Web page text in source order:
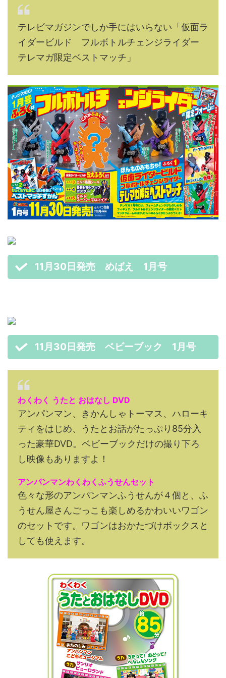
テレビマガジンでしか手にはいらない「仮面ラ
イダービルド フルボトルチェンジライダー
テレマガ限定ベストマッチ」
11月30日発売 めばえ 1月号
11月30日発売 ベビーブック 1月号
わくわく うたと おはなし DVD
アンパンマン、きかんしゃトーマス、ハローキ
ティをはじめ、うたとお話がたっぷり85分入
った豪華DVD。ベビーブックだけの撮り下ろ
し映像もありますよ！
アンパンマンわくわくふうせんセット
色々な形のアンパンマンふうせんが４個と、ふ
うせん屋さんごっこも楽しめるかわいいワゴン
のセットです。ワゴンはおかたづけボックスと
しても使えます。